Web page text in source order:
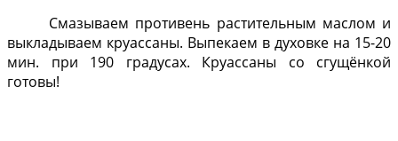
Смазываем противень растительным маслом и
выкладываем круассаны. Выпекаем в духовке на 15-20
мин. при 190 градусах. Круассаны со сгущёнкой
готовы!